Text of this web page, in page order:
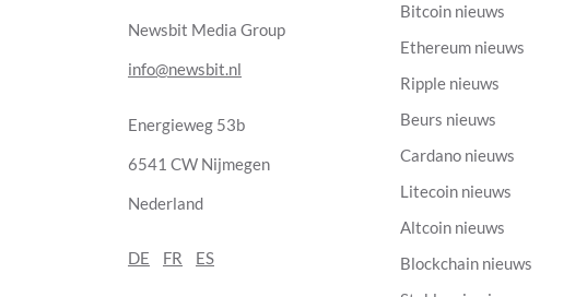
Newsbit Media Group
info@newsbit.nl
Energieweg 53b
6541 CW Nijmegen
Nederland
DE FR ES
Bitcoin nieuws
Ethereum nieuws
Ripple nieuws
Beurs nieuws
Cardano nieuws
Litecoin nieuws
Altcoin nieuws
Blockchain nieuws